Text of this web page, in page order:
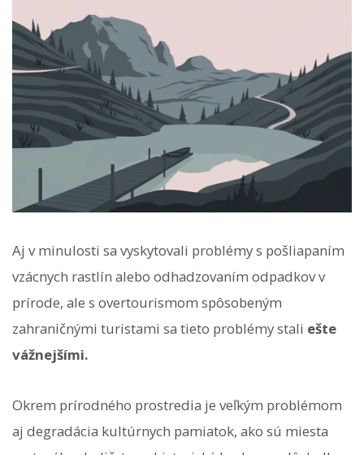
Aj v minulosti sa vyskytovali problémy s pošliapaním
vzácnych rastlín alebo odhadzovaním odpadkov v
prírode, ale s overtourismom spôsobeným
zahraničnými turistami sa tieto problémy stali ešte
vážnejšími.
Okrem prírodného prostredia je veľkým problémom
aj degradácia kultúrnych pamiatok, ako sú miesta